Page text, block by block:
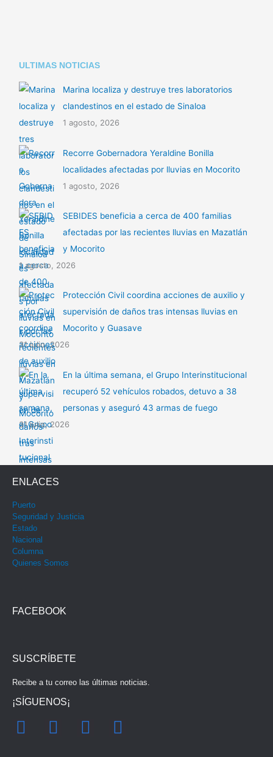
ULTIMAS NOTICIAS
Marina localiza y destruye tres laboratorios
clandestinos en el estado de Sinaloa
1 agosto, 2026
Recorre Gobernadora Yeraldine Bonilla
localidades afectadas por lluvias en Mocorito
1 agosto, 2026
SEBIDES beneficia a cerca de 400 familias
afectadas por las recientes lluvias en Mazatlán
y Mocorito
1 agosto, 2026
Protección Civil coordina acciones de auxilio y
supervisión de daños tras intensas lluvias en
Mocorito y Guasave
31 julio, 2026
En la última semana, el Grupo Interinstitucional
recuperó 52 vehículos robados, detuvo a 38
personas y aseguró 43 armas de fuego
31 julio, 2026
ENLACES
Puerto
Seguridad y Justicia
Estado
Nacional
Columna
Quienes Somos
FACEBOOK
SUSCRÍBETE
Recibe a tu correo las últimas noticias.
¡SÍGUENOS¡
F
I
Y
T